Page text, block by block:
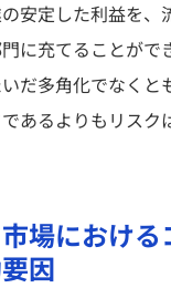
安定した利益を、
に充てることがで
だ多角化でなくと
あるよりもリスク
場における
因